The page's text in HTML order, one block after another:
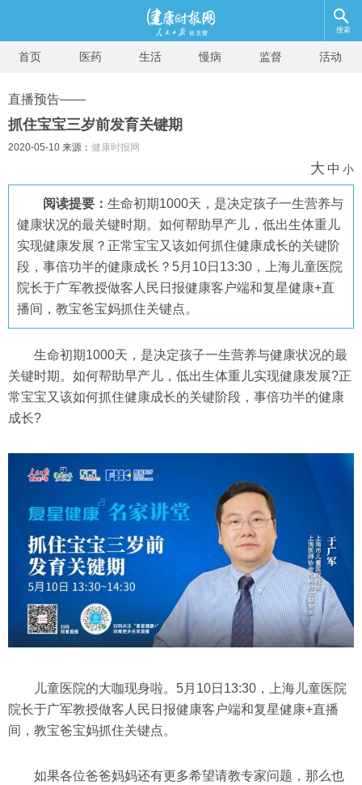
搜索
首页 医药 生活 慢病 监督 活动
直播预告——
抓住宝宝三岁前发育关键期
2020-05-10 来源： 健康时报网
大 中 小
阅读提要： 生命初期1000天，是决定孩子一生营养与
健康状况的最关键时期。如何帮助早产儿，低出生体重儿
实现健康发展？正常宝宝又该如何抓住健康成长的关键阶
段，事倍功半的健康成长？5月10日13:30，上海儿童医院
院长于广军教授做客人民日报健康客户端和复星健康+直
播间，教宝爸宝妈抓住关键点。
生命初期1000天，是决定孩子一生营养与健康状况的最
关键时期。如何帮助早产儿，低出生体重儿实现健康发展?正
常宝宝又该如何抓住健康成长的关键阶段，事倍功半的健康
成长?
儿童医院的大咖现身啦。5月10日13:30，上海儿童医院
院长于广军教授做客人民日报健康客户端和复星健康+直播
间，教宝爸宝妈抓住关键点。
如果各位爸爸妈妈还有更多希望请教专家问题，那么也